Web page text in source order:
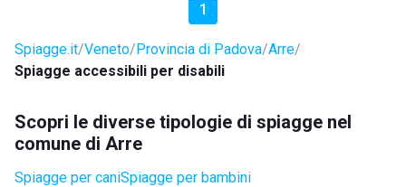
1
Spiagge.it Veneto Provincia di Padova Arre
Spiagge accessibili per disabili
Scopri le diverse tipologie di spiagge nel
comune di Arre
Spiagge per caniSpiagge per bambini